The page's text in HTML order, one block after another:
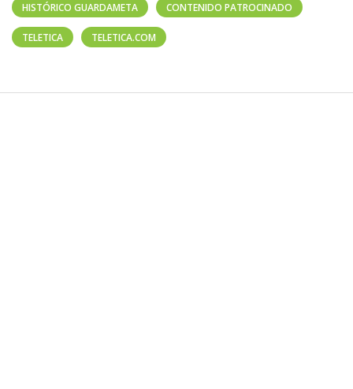
HISTÓRICO GUARDAMETA CONTENIDO PATROCINADO
TELETICA TELETICA.COM